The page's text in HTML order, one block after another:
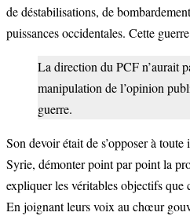
de déstabilisations, de
puissances occidentales. Cette
La direction du PCF n’aurait
manipulation de l’opinion
guerre.
Son devoir était de s’opposer à
Syrie, démonter point par point la
expliquer les véritables objectifs que
En joignant leurs voix au chœur